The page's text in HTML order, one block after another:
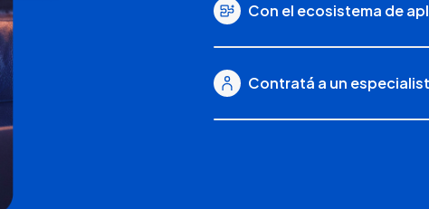
Con el ecosistema de
Contratá a un